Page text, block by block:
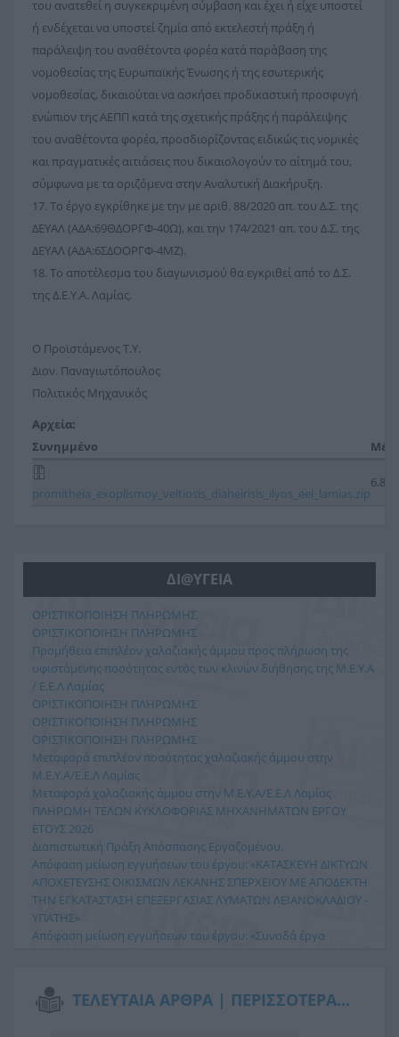
του ανατεθεί η συγκεκριμένη σύμβαση και έχει ή είχε υποστεί
ή ενδέχεται να υποστεί ζημία από εκτελεστή πράξη ή
παράλειψη του αναθέτοντα φορέα κατά παράβαση της
νομοθεσίας της Ευρωπαϊκής Ένωσης ή της εσωτερικής
νομοθεσίας, δικαιούται να ασκήσει προδικαστική προσφυγή
ενώπιον της ΑΕΠΠ κατά της σχετικής πράξης ή παράλειψης
του αναθέτοντα φορέα, προσδιορίζοντας ειδικώς τις νομικές
και πραγματικές αιτιάσεις που δικαιολογούν το αίτημά του,
σύμφωνα με τα οριζόμενα στην Αναλυτική Διακήρυξη.
17. Το έργο εγκρίθηκε με την με αριθ. 88/2020 απ. του Δ.Σ. της
ΔΕΥΑΛ (ΑΔΑ:69ΘΔΟΡΓΦ-40Ω), και την 174/2021 απ. του Δ.Σ. της
ΔΕΥΑΛ (ΑΔΑ:6ΣΔΟΟΡΓΦ-4ΜΖ).
18. Το αποτέλεσμα του διαγωνισμού θα εγκριθεί από το Δ.Σ.
της Δ.Ε.Υ.Α. Λαμίας.
Ο Προϊστάμενος Τ.Υ.
Διον. Παναγιωτόπουλος
Πολιτικός Μηχανικός
Αρχεία:
Συνημμένο
promitheia_exoplismoy_veltiosis_diaheirisis_ilyos_eel_lamias.zip
6.84
ΔΙ@ΥΓΕΙΑ
ΟΡΙΣΤΙΚΟΠΟΙΗΣΗ ΠΛΗΡΩΜΗΣ
ΟΡΙΣΤΙΚΟΠΟΙΗΣΗ ΠΛΗΡΩΜΗΣ
Προμήθεια επιπλέον χαλαζιακής άμμου προς πλήρωση της
υφιστάμενης ποσότητας εντός των κλινών διήθησης της Μ.Ε.Υ.Α
/ Ε.Ε.Λ Λαμίας
ΟΡΙΣΤΙΚΟΠΟΙΗΣΗ ΠΛΗΡΩΜΗΣ
ΟΡΙΣΤΙΚΟΠΟΙΗΣΗ ΠΛΗΡΩΜΗΣ
ΟΡΙΣΤΙΚΟΠΟΙΗΣΗ ΠΛΗΡΩΜΗΣ
Μεταφορά επιπλέον ποσότητας χαλαζιακής άμμου στην
Μ.Ε.Υ.Α/Ε.Ε.Λ Λαμίας
Μεταφορά χαλαζιακής άμμου στην Μ.Ε.Υ.Α/Ε.Ε.Λ Λαμίας
ΠΛΗΡΩΜΗ ΤΕΛΩΝ ΚΥΚΛΟΦΟΡΙΑΣ ΜΗΧΑΝΗΜΑΤΩΝ ΕΡΓΟΥ
ΕΤΟΥΣ 2026
Διαπιστωτική Πράξη Απόσπασης Εργαζομένου.
Απόφαση μείωση εγγυήσεων του έργου: «ΚΑΤΑΣΚΕΥΗ ΔΙΚΤΥΩΝ
ΑΠΟΧΕΤΕΥΣΗΣ ΟΙΚΙΣΜΩΝ ΛΕΚΑΝΗΣ ΣΠΕΡΧΕΙΟΥ ΜΕ ΑΠΟΔΕΚΤΗ
ΤΗΝ ΕΓΚΑΤΑΣΤΑΣΗ ΕΠΕΞΕΡΓΑΣΙΑΣ ΛΥΜΑΤΩΝ ΛΕΙΑΝΟΚΛΑΔΙΟΥ -
ΥΠΑΤΗΣ»
Απόφαση μείωση εγγυήσεων του έργου: «Συνοδά έργα
Άδεια διάθεσης λυμάτων της βιομηχανικής μονάδας ΙΟΝ στο
δημοτικό δίκτυο της Τ.Κ. Αυλακίου.
ΤΕΛΕΥΤΑΙΑ ΑΡΘΡΑ | ΠΕΡΙΣΣΟΤΕΡΑ...